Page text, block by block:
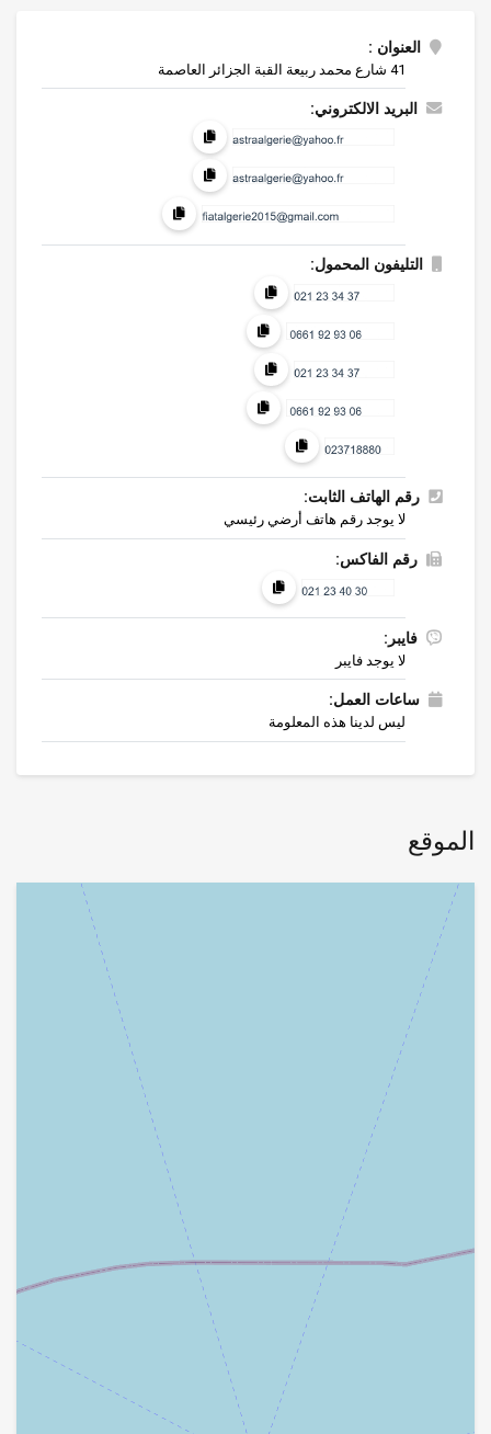
العنوان :
41 شارع محمد ربيعة القبة الجزائر العاصمة
البريد الالكتروني:
التليفون المحمول:
رقم الهاتف الثابت:
لا يوجد رقم هاتف أرضي رئيسي
رقم الفاكس:
فايبر:
لا يوجد فايبر
ساعات العمل:
ليس لدينا هذه المعلومة
الموقع